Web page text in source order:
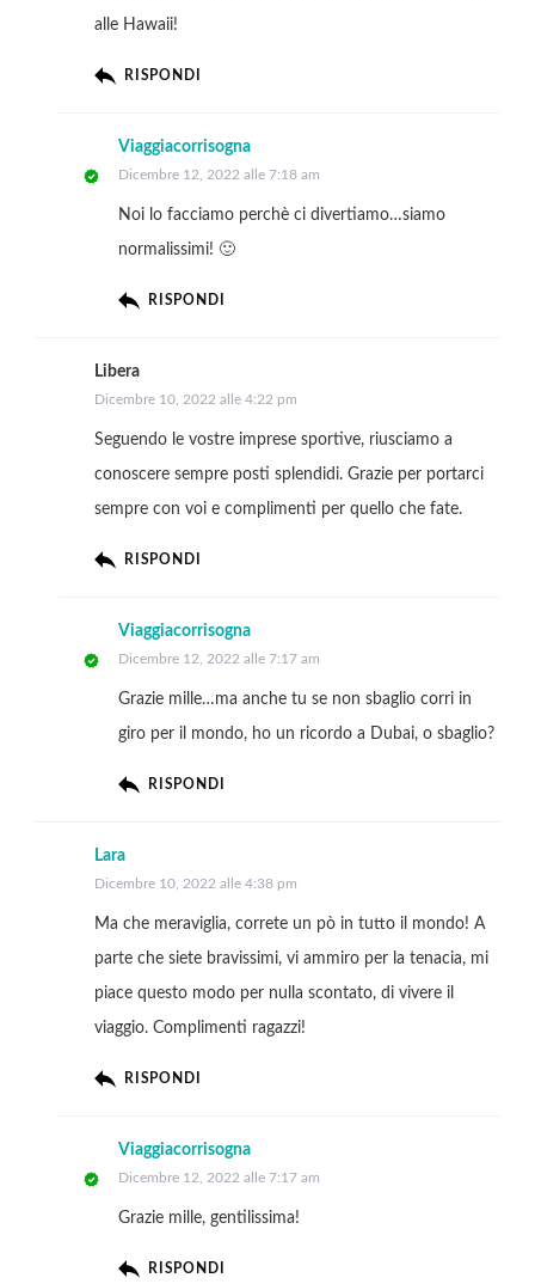
alle Hawaii!
RISPONDI
Viaggiacorrisogna
Dicembre 12, 2022 alle 7:18 am
Noi lo facciamo perchè ci divertiamo…siamo
normalissimi! 🙂
RISPONDI
Libera
Dicembre 10, 2022 alle 4:22 pm
Seguendo le vostre imprese sportive, riusciamo a
conoscere sempre posti splendidi. Grazie per portarci
sempre con voi e complimenti per quello che fate.
RISPONDI
Viaggiacorrisogna
Dicembre 12, 2022 alle 7:17 am
Grazie mille…ma anche tu se non sbaglio corri in
giro per il mondo, ho un ricordo a Dubai, o sbaglio?
RISPONDI
Lara
Dicembre 10, 2022 alle 4:38 pm
Ma che meraviglia, correte un pò in tutto il mondo! A
parte che siete bravissimi, vi ammiro per la tenacia, mi
piace questo modo per nulla scontato, di vivere il
viaggio. Complimenti ragazzi!
RISPONDI
Viaggiacorrisogna
Dicembre 12, 2022 alle 7:17 am
Grazie mille, gentilissima!
RISPONDI